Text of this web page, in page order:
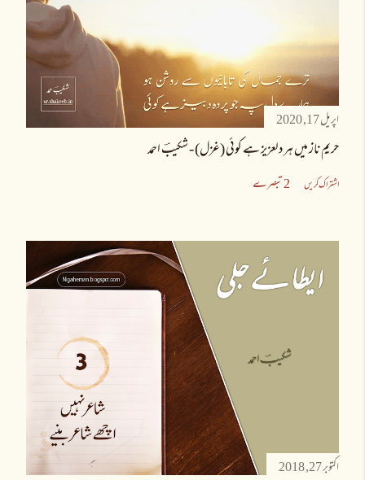
اپریل 17, 2020
حریمِ ناز میں ہر دلعزیز ہے کوئی (غزل) - شکیبؔ احمد
اشتراک کریں 2 تبصرے
اکتوبر 27, 2018